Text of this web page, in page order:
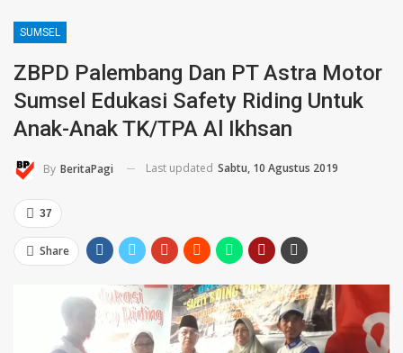
SUMSEL
ZBPD Palembang Dan PT Astra Motor
Sumsel Edukasi Safety Riding Untuk
Anak-Anak TK/TPA Al Ikhsan
By BeritaPagi Last updated Sabtu, 10 Agustus 2019
37
Share